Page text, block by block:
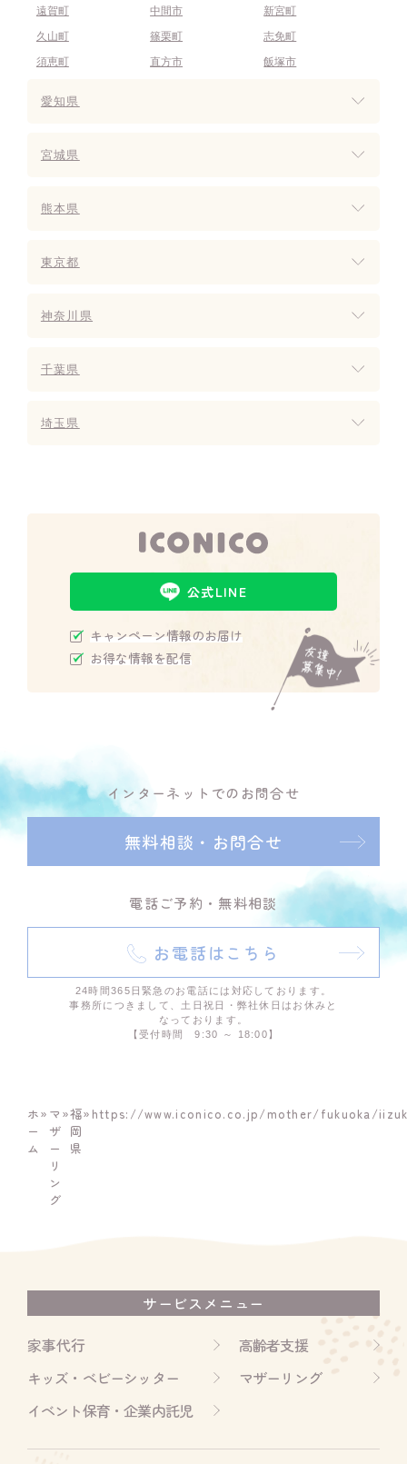
遠賀町
中間市
新宮町
久山町
篠栗町
志免町
須恵町
直方市 飯塚市
愛知県
宮城県
熊本県
東京都
神奈川県
千葉県
埼玉県
公式LINE
キャンペーン情報のお届け
お得な情報を配信
インターネットでのお問合せ
無料相談・お問合せ
電話ご予約・無料相談
お電話はこちら
24時間365日緊急のお電話には対応しております。
事務所につきまして、土日祝日・弊社休日はお休みと
なっております。
【受付時間 9:30 ～ 18:00】
ホ
ー
ム
» マ
ザ
ー
リ
ン
グ
»福
岡
県
» https://www.iconico.co.jp/mother/fukuoka/
サービスメニュー
家事代行
高齢者支援
キッズ・ベビーシッター
マザーリング
イベント保育・企業内託児